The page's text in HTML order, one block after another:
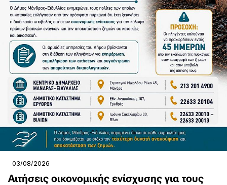
03/08/2026
Αιτήσεις οικονομικής ενίσχυσης για τους